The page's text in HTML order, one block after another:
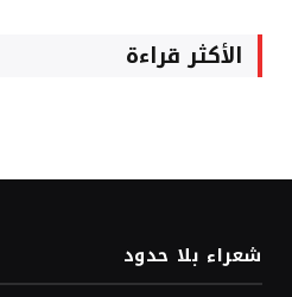
الأكثر قراءة
شعراء بلا حدود